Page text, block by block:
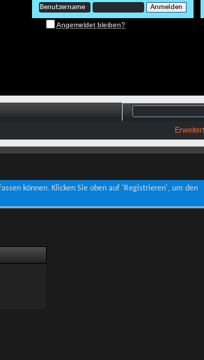
Angemeldet bleiben?
können. Klicken Sie oben auf 'Registrieren', um den